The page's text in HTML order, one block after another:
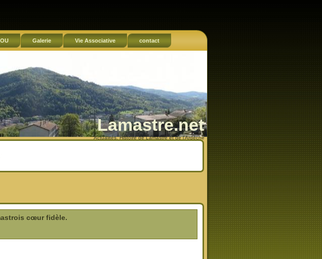
Galerie Vie Associative contact
Lamastre.net
Actualités, Histoire de Lamastre et de l'Ardèche
cœur fidèle.